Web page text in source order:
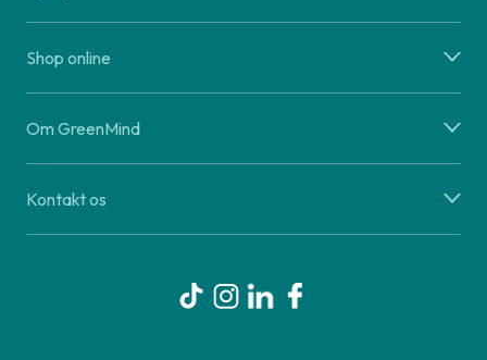
Shop online
Om GreenMind
Kontakt os